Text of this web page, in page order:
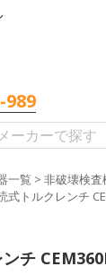
989
一覧 > 非破壊検査
式トルクレンチ
チ